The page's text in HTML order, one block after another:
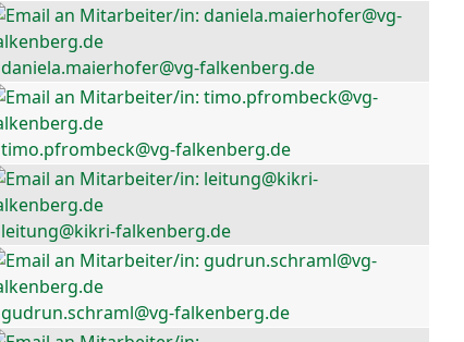
daniela.maierhofer@vg-falkenberg.de
timo.pfrombeck@vg-falkenberg.de
leitung@kikri-falkenberg.de
gudrun.schraml@vg-falkenberg.de